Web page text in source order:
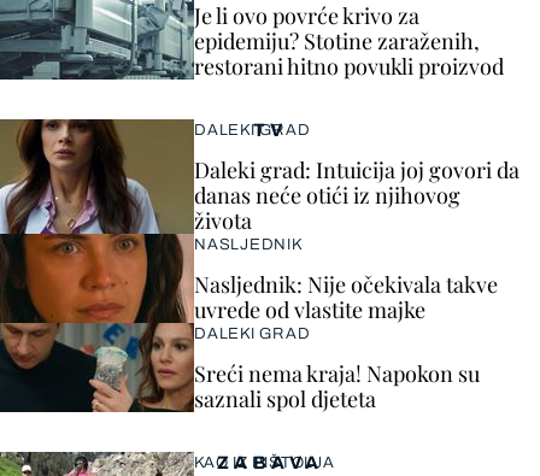
Je li ovo povrće krivo za
epidemiju? Stotine zaraženih,
restorani hitno povukli proizvod
ZABAVA
KAO IZ PIŠTOLJA
TV
DALEKI GRAD
Daleki grad: Intuicija joj govori da
danas neće otići iz njihovog
života
NASLJEDNIK
Nasljednik: Nije očekivala takve
uvrede od vlastite majke
DALEKI GRAD
Sreći nema kraja! Napokon su
saznali spol djeteta